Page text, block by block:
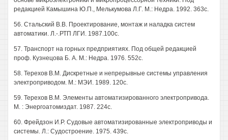
редакцией Камышина Ю.П., Мелькумова Л.Г. М.: Недра. 1992. 363с.
56. Стальский В.В. Проектирование, монтаж и наладка систем
автоматики. Л.-.РТП ЛГИ. 1987.100с.
57. Транспорт на горных предприятиях. Под общей редакцией
проф. Кузнецова Б. А. М.: Недра. 1976. 552с.
58. Терехов В.М. Дискретные и непрерывные системы управления
электроприводом. М.: МЭИ. 1989. 120с.
59. Терехов В.М. Элементы автоматизированного электропривода.
М. : Энергоатомиздат. 1987. 224с.
60. Фрейдзон И.Р. Судовые автоматизированные электроприводы и
системы. Л.: Судостроение. 1975. 439с.